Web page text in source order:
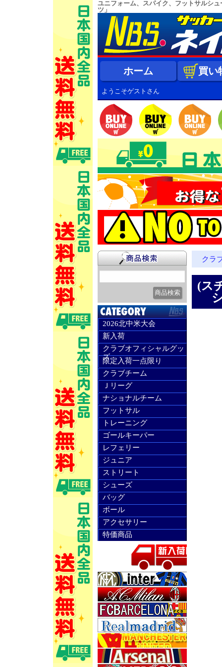
ユニフォーム、スパイク、フットサルシ
ツ」
ホーム 買い
ようこそゲストさん
2026北中米大会
新入荷
クラブオフィシャルグッ
ズ
限定入荷一点限り
クラブチーム
Ｊリーグ
ナショナルチーム
フットサル
トレーニング
ゴールキーパー
レフェリー
ジュニア
ストリート
シューズ
バッグ
ボール
アクセサリー
特価商品
クラ
(ス